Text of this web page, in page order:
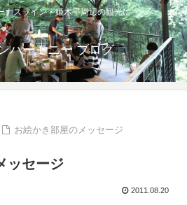
ナスライン・姫木平周辺の観光に
ハーモニー ブログ
お絵かき部屋のメッセージ
ッセージ
2011.08.20